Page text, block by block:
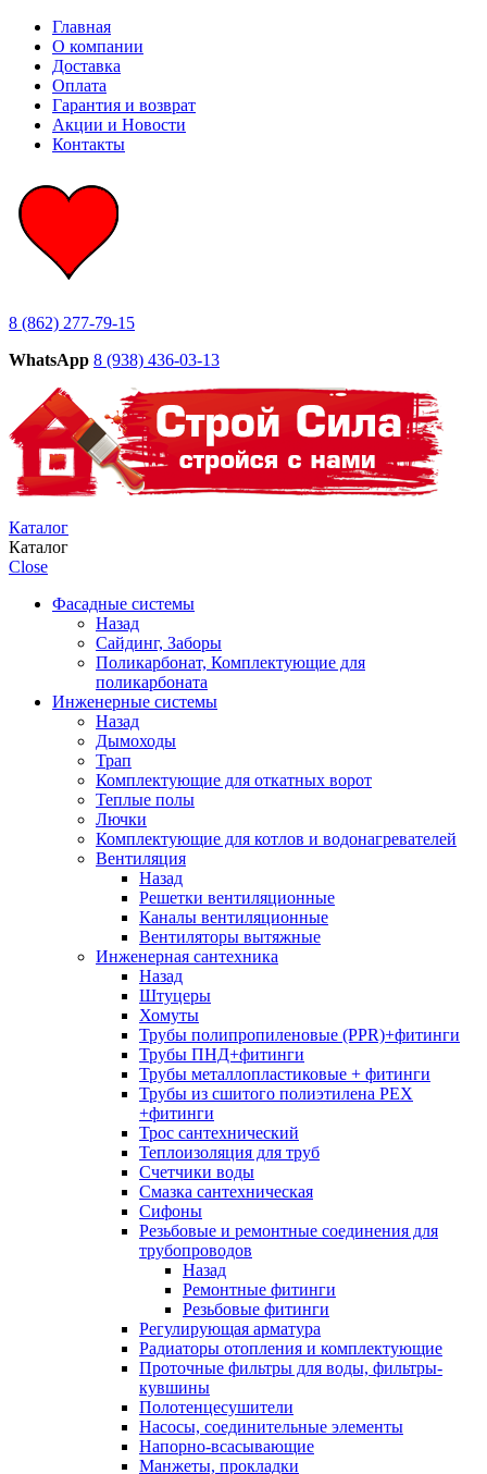
Главная
О компании
Доставка
Оплата
Гарантия и возврат
Акции и Новости
Контакты
8 (862) 277-79-15
WhatsApp 8 (938) 436-03-13
Каталог
Каталог
Close
Фасадные системы
Назад
Сайдинг, Заборы
Поликарбонат, Комплектующие для
поликарбоната
Инженерные системы
Назад
Дымоходы
Трап
Комплектующие для откатных ворот
Теплые полы
Лючки
Комплектующие для котлов и водонагревателей
Вентиляция
Назад
Решетки вентиляционные
Каналы вентиляционные
Вентиляторы вытяжные
Инженерная сантехника
Назад
Штуцеры
Хомуты
Трубы полипропиленовые (PPR)+фитинги
Трубы ПНД+фитинги
Трубы металлопластиковые + фитинги
Трубы из сшитого полиэтилена PEX
+фитинги
Трос сантехнический
Теплоизоляция для труб
Счетчики воды
Смазка сантехническая
Сифоны
Резьбовые и ремонтные соединения для
трубопроводов
Назад
Ремонтные фитинги
Резьбовые фитинги
Регулирующая арматура
Радиаторы отопления и комплектующие
Проточные фильтры для воды, фильтры-
кувшины
Полотенцесушители
Насосы, соединительные элементы
Напорно-всасывающие
Манжеты, прокладки